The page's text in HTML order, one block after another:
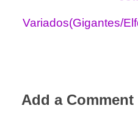
Variados(Gigantes/
Add a Comment